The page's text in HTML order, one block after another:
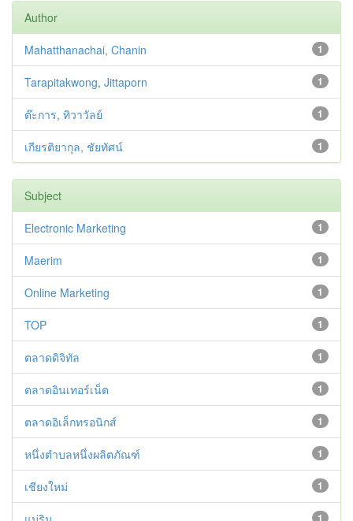
Author
1
Mahatthanachai, Chanin
1
Tarapitakwong, Jittaporn
1
ต๊ะการ, ทิวาวัลย์
1
เกียรติยากุล, ชัยทัศน์
Subject
1
Electronic Marketing
1
Maerim
1
Online Marketing
1
TOP
1
ตลาดดิจิทัล
1
ตลาดอินเทอร์เน็ต
1
ตลาดอิเล็กทรอนิกส์
1
หนึ่งตำบลหนึ่งผลิตภัณฑ์
1
เชียงใหม่
1